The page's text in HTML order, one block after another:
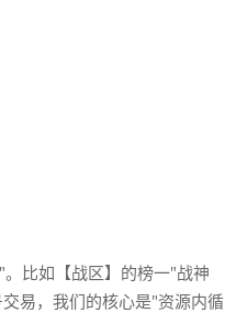
比如【战区】的榜一"战神
易，我们的核心是"资源内循